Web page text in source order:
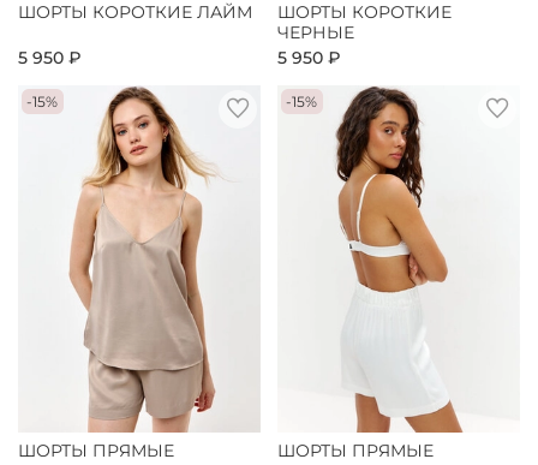
ШОРТЫ КОРОТКИЕ ЛАЙМ
5 950 ₽
ШОРТЫ КОРОТКИЕ
ЧЕРНЫЕ
5 950 ₽
-15%
ШОРТЫ ПРЯМЫЕ
-15%
ШОРТЫ ПРЯМЫЕ